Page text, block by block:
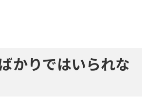
かりではいられな